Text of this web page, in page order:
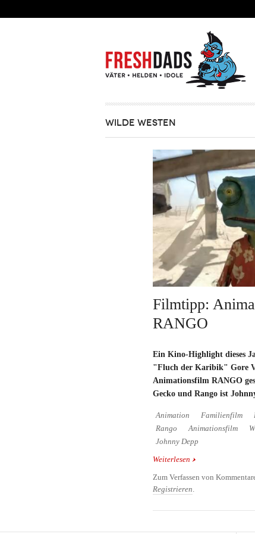
WILDE WESTEN
Filmtipp:
RANGO
Ein Kino-Highlight dieses
"Fluch der Karibik" Gore
Animationsfilm RANGO
Gecko und Rango ist
Animation Familienfilm
Rango
Animationsfilm
Johnny Depp
Weiterlesen über Filmtipp:
Zum Verfassen von
Registrieren.